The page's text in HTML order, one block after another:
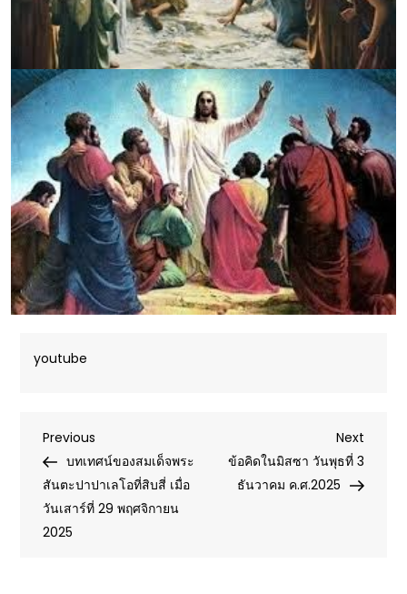
youtube
Post
navigation
Previous
Post
Previous
บทเทศน์ของสมเด็จพระ
สันตะปาปาเลโอที่สิบสี่ เมื่อ
วันเสาร์ที่ 29 พฤศจิกายน
2025
Next
Post
Next
ข้อคิดในมิสซา วันพุธที่ 3
ธันวาคม ค.ศ.2025